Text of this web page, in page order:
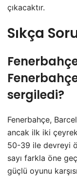
çıkacaktır.
Sıkça
sergiledi?
Fenerbahçe,
ancak ilk iki
50-39 ile devreyi
sayı farkla öne
güçlü oyunu